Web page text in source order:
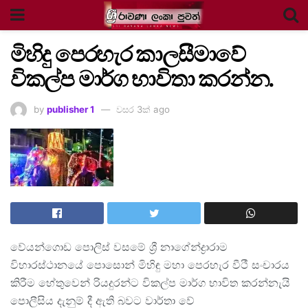
මිහිදු පෙරහැර කාලසීමාවේ
විකල්ප මාර්ග භාවිතා කරන්න.
by publisher 1 වසර 3ක් ago
වේයන්ගොඩ පොලිස් වසමේ ශ්‍රී නාගේන්ද්‍රාරාම
විහාරස්ථානයේ පොසොන් මිහිඳු මහා පෙරහැර වීථී සංචාරය
කිරීම හේතුවෙන් රියදුරන්ට විකල්ප මාර්ග භාවිත කරන්නැයි
පොලීසිය දැනුම් දී ඇති බවට වාර්තා වේ